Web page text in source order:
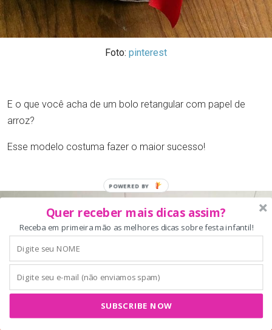
Foto: pinterest
E o que você acha de um bolo retangular com papel de
arroz?
Esse modelo costuma fazer o maior sucesso!
Quer receber mais dicas assim?
Receba em primeira mão as melhores dicas sobre festa infantil!
SUBSCRIBE NOW